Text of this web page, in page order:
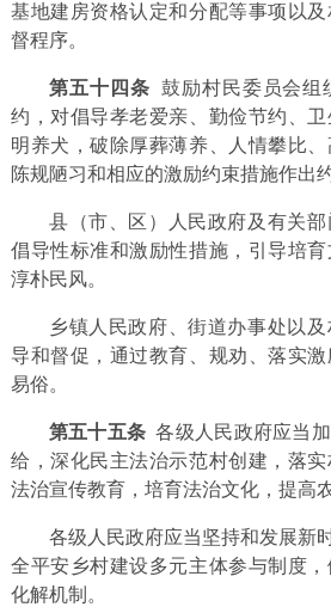
基地建房资格认定和分配等事项以
督程序。
第五十四条 鼓励村民委员会组
约，对倡导孝老爱亲、勤俭节约、
明养犬，破除厚葬薄养、人情攀比
陈规陋习和相应的激励约束措施作出约
县（市、区）人民政府及有关
倡导性标准和激励性措施，引导培育
淳朴民风。
乡镇人民政府、街道办事处以
导和督促，通过教育、规劝、落实
易俗。
第五十五条各级人民政府应当
给，深化民主法治示范村创建，落
法治宣传教育，培育法治文化，提高
各级人民政府应当坚持和发展新
全平安乡村建设多元主体参与制度
化解机制。